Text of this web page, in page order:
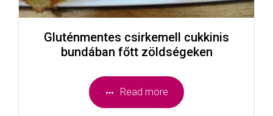
Gluténmentes csirkemell cukkinis
bundában főtt zöldségeken
Read more